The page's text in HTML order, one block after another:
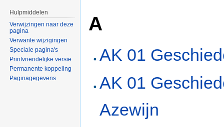
A
AK 01
AK 01
Azewijn
Hulpmiddelen
Verwijzingen naar deze
pagina
Verwante wijzigingen
Speciale pagina's
Printvriendelijke versie
Permanente koppeling
Paginagegevens